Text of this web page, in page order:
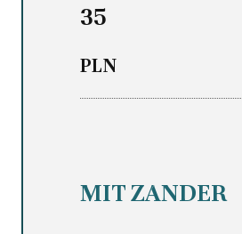
35
PLN
MIT ZANDER